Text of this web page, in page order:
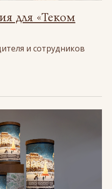
для «Теком
и сотрудников